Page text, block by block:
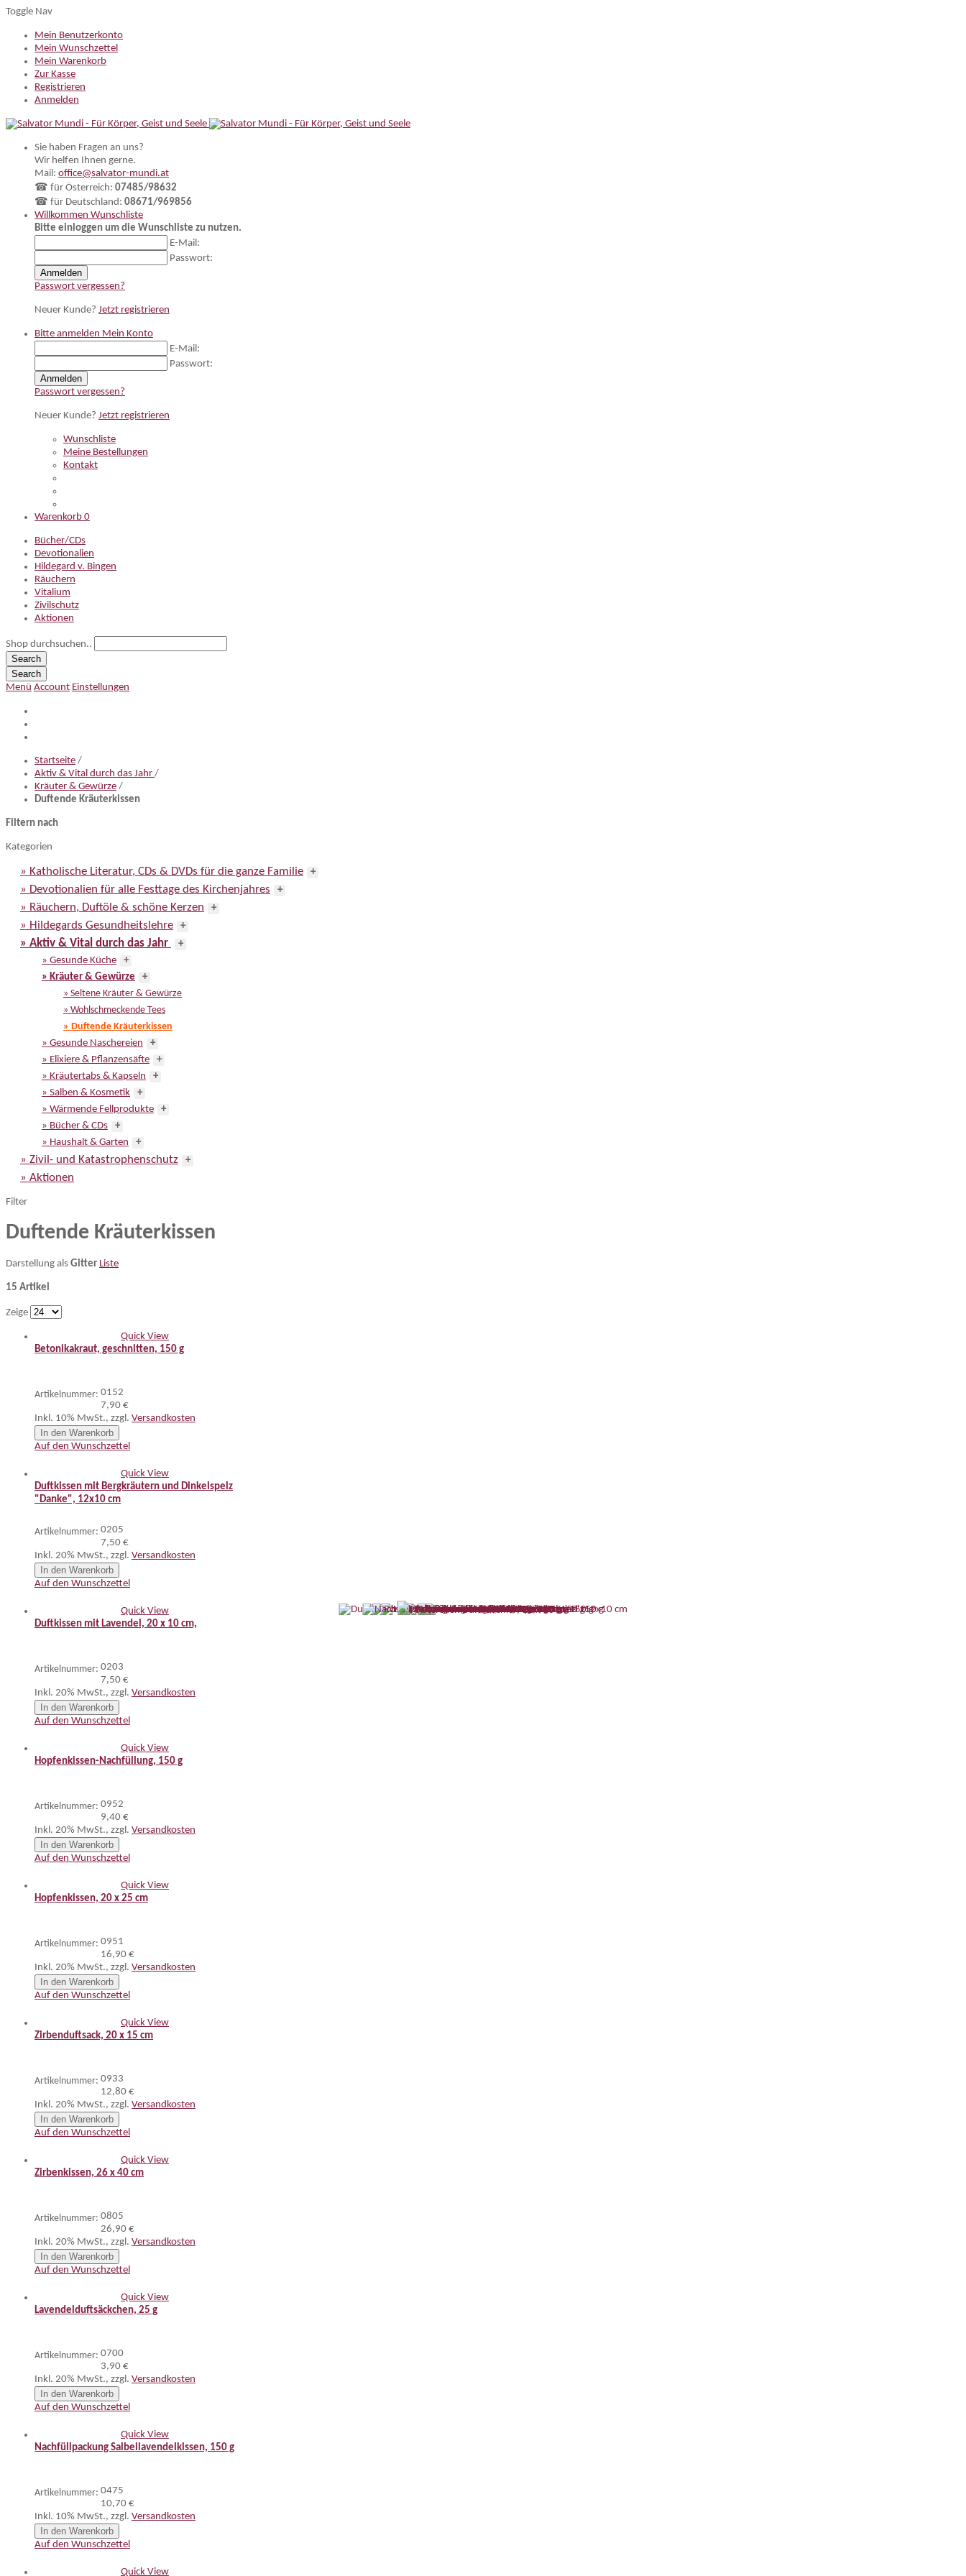
Toggle Nav
Mein Benutzerkonto
Mein Wunschzettel
Mein Warenkorb
Zur Kasse
Registrieren
Anmelden
Sie haben Fragen an uns?
Wir helfen Ihnen gerne.
Mail: office@salvator-mundi.at
☎ für Österreich: 07485/98632
☎ für Deutschland: 08671/969856
Willkommen Wunschliste
Bitte einloggen um die Wunschliste zu nutzen.
E-Mail:
Passwort:
Anmelden
Passwort vergessen?
Neuer Kunde? Jetzt registrieren
Bitte anmelden Mein Konto
E-Mail:
Passwort:
Anmelden
Passwort vergessen?
Neuer Kunde? Jetzt registrieren
Wunschliste
Meine Bestellungen
Kontakt
Warenkorb 0
Bücher/CDs
Devotionalien
Hildegard v. Bingen
Räuchern
Vitalium
Zivilschutz
Aktionen
Shop durchsuchen..
Search
Search
Menü Account Einstellungen
Startseite /
Aktiv & Vital durch das Jahr /
Kräuter & Gewürze /
Duftende Kräuterkissen
Filtern nach
Kategorien
» Katholische Literatur, CDs & DVDs für die ganze Familie +
» Devotionalien für alle Festtage des Kirchenjahres +
» Räuchern, Duftöle & schöne Kerzen +
» Hildegards Gesundheitslehre +
» Aktiv & Vital durch das Jahr
+
» Gesunde Küche
+
» Kräuter & Gewürze
+
» Seltene Kräuter & Gewürze
» Wohlschmeckende Tees
» Duftende Kräuterkissen
» Gesunde Naschereien
+
» Elixiere & Pflanzensäfte
+
» Kräutertabs & Kapseln
+
» Salben & Kosmetik
+
» Wärmende Fellprodukte
+
» Bücher & CDs
+
» Haushalt & Garten
+
» Zivil- und Katastrophenschutz +
» Aktionen
Filter
Duftende Kräuterkissen
Darstellung als Gitter Liste
15 Artikel
Zeige
Quick View
Betonikakraut, geschnitten, 150 g
Artikelnummer: 0152
7,90 €
Inkl. 10% MwSt., zzgl. Versandkosten
In den Warenkorb
Auf den Wunschzettel
Quick View
Duftkissen mit Bergkräutern und Dinkelspelz
"Danke", 12x10 cm
Artikelnummer: 0205
7,50 €
Inkl. 20% MwSt., zzgl. Versandkosten
In den Warenkorb
Auf den Wunschzettel
Quick View
Duftkissen mit Lavendel, 20 x 10 cm,
Artikelnummer: 0203
7,50 €
Inkl. 20% MwSt., zzgl. Versandkosten
In den Warenkorb
Auf den Wunschzettel
Quick View
Hopfenkissen-Nachfüllung, 150 g
Artikelnummer: 0952
9,40 €
Inkl. 20% MwSt., zzgl. Versandkosten
In den Warenkorb
Auf den Wunschzettel
Quick View
Hopfenkissen, 20 x 25 cm
Artikelnummer: 0951
16,90 €
Inkl. 20% MwSt., zzgl. Versandkosten
In den Warenkorb
Auf den Wunschzettel
Quick View
Zirbenduftsack, 20 x 15 cm
Artikelnummer: 0933
12,80 €
Inkl. 20% MwSt., zzgl. Versandkosten
In den Warenkorb
Auf den Wunschzettel
Quick View
Zirbenkissen, 26 x 40 cm
Artikelnummer: 0805
26,90 €
Inkl. 20% MwSt., zzgl. Versandkosten
In den Warenkorb
Auf den Wunschzettel
Quick View
Lavendelduftsäckchen, 25 g
Artikelnummer: 0700
3,90 €
Inkl. 20% MwSt., zzgl. Versandkosten
In den Warenkorb
Auf den Wunschzettel
Quick View
Nachfüllpackung Salbeilavendelkissen, 150 g
Artikelnummer: 0475
10,70 €
Inkl. 10% MwSt., zzgl. Versandkosten
In den Warenkorb
Auf den Wunschzettel
Quick View